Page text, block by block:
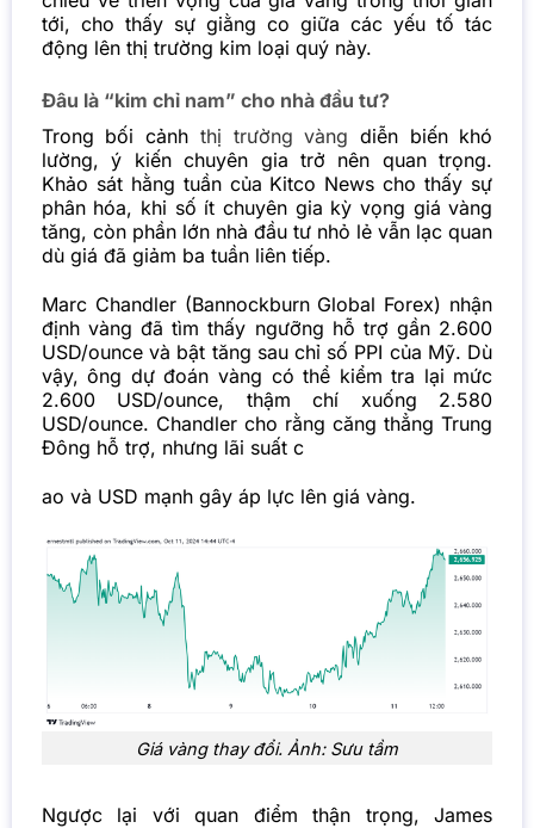
tới, cho thấy sự giằng co giữa các yếu tố tác
động lên thị trường kim loại quý này.
Đâu là “kim chỉ nam” cho nhà đầu tư?
Trong bối cảnh thị trường vàng diễn biến khó
lường, ý kiến chuyên gia trở nên quan trọng.
Khảo sát hằng tuần của Kitco News cho thấy sự
phân hóa, khi số ít chuyên gia kỳ vọng giá vàng
tăng, còn phần lớn nhà đầu tư nhỏ lẻ vẫn lạc quan
dù giá đã giảm ba tuần liên tiếp.
Marc Chandler (Bannockburn Global Forex) nhận
định vàng đã tìm thấy ngưỡng hỗ trợ gần 2.600
USD/ounce và bật tăng sau chỉ số PPI của Mỹ. Dù
vậy, ông dự đoán vàng có thể kiểm tra lại mức
2.600 USD/ounce, thậm chí xuống 2.580
USD/ounce. Chandler cho rằng căng thẳng Trung
Đông hỗ trợ, nhưng lãi suất c
ao và USD mạnh gây áp lực lên giá vàng.
Giá vàng thay đổi. Ảnh: Sưu tầm
Ngược lại với quan điểm thận trọng, James